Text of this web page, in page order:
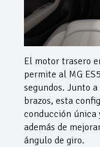
El motor trasero
permite al MG
segundos. Junto
brazos, esta
conducción única
además de
ángulo de giro.